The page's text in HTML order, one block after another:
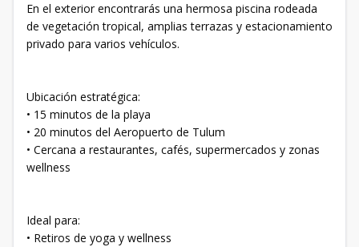
En el exterior encontrarás una hermosa piscina rodeada
de vegetación tropical, amplias terrazas y estacionamiento
privado para varios vehículos.
Ubicación estratégica:
• 15 minutos de la playa
• 20 minutos del Aeropuerto de Tulum
• Cercana a restaurantes, cafés, supermercados y zonas
wellness
Ideal para:
• Retiros de yoga y wellness